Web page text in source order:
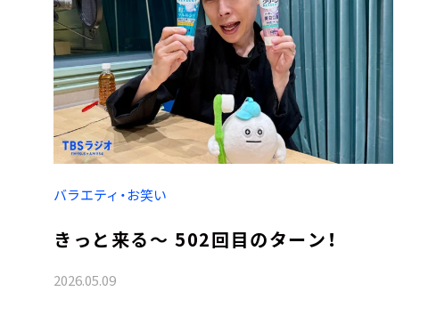
バラエティ・お笑い
きっと来る～ 502回目のターン！
2026.05.09